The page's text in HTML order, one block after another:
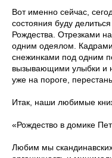
Вот именно сейчас,
состояния буду
Рождества. Отрезками
одним одеялом.
снежинками под одним
вызывающими улыбки и
уже на пороге,
Итак, наши любимые
«Рождество в домике
Любим мы